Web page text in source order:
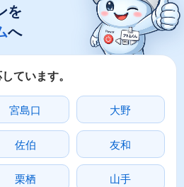
を
へ
ています。
宮島口 大野
佐伯 友和
栗栖 山手